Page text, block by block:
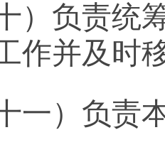
十）负责统
作并及时
十一）负责